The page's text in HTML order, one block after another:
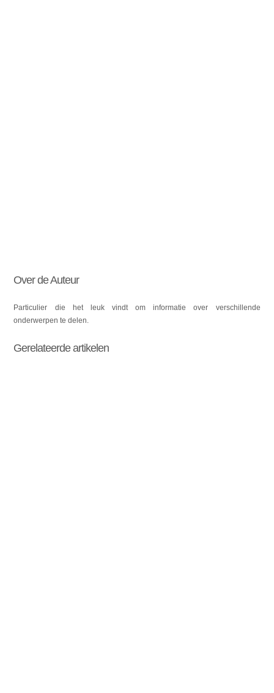
Over de Auteur
Particulier die het leuk vindt om informatie over verschillende
onderwerpen te delen.
Gerelateerde artikelen